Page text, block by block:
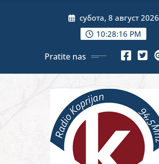
субота, 8 август 2026
10:28:18 PM
Pratite nas